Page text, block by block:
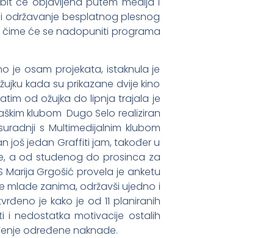
održavanje besplatnog plesnog
čime će se nadopuniti programa
je osam projekata, istaknula je
kada su prikazane dvije kino
od ožujka do lipnja trajala je
klubom Dugo Selo realiziran
s Multimedijalnim klubom
još jedan Graffiti jam, također u
a od studenog do prosinca za
Marija Grgošić provela je anketu
mlade zanima, održavši ujedno i
je kako je od 11 planiranih
i nedostatka motivacije ostalih
određene naknade.